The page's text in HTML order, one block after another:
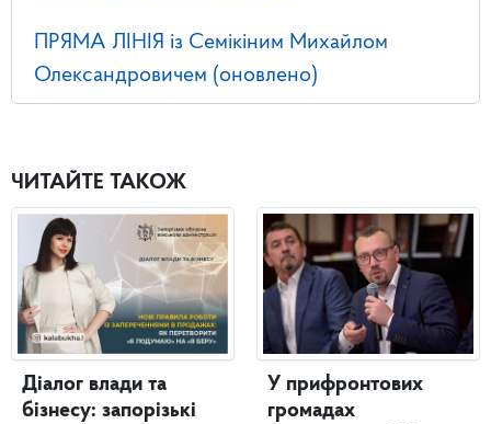
ПРЯМА ЛІНІЯ із Семікіним Михайлом
Олександровичем (оновлено)
ЧИТАЙТЕ ТАКОЖ
Діалог влади та
бізнесу: запорізькі
У прифронтових
громадах